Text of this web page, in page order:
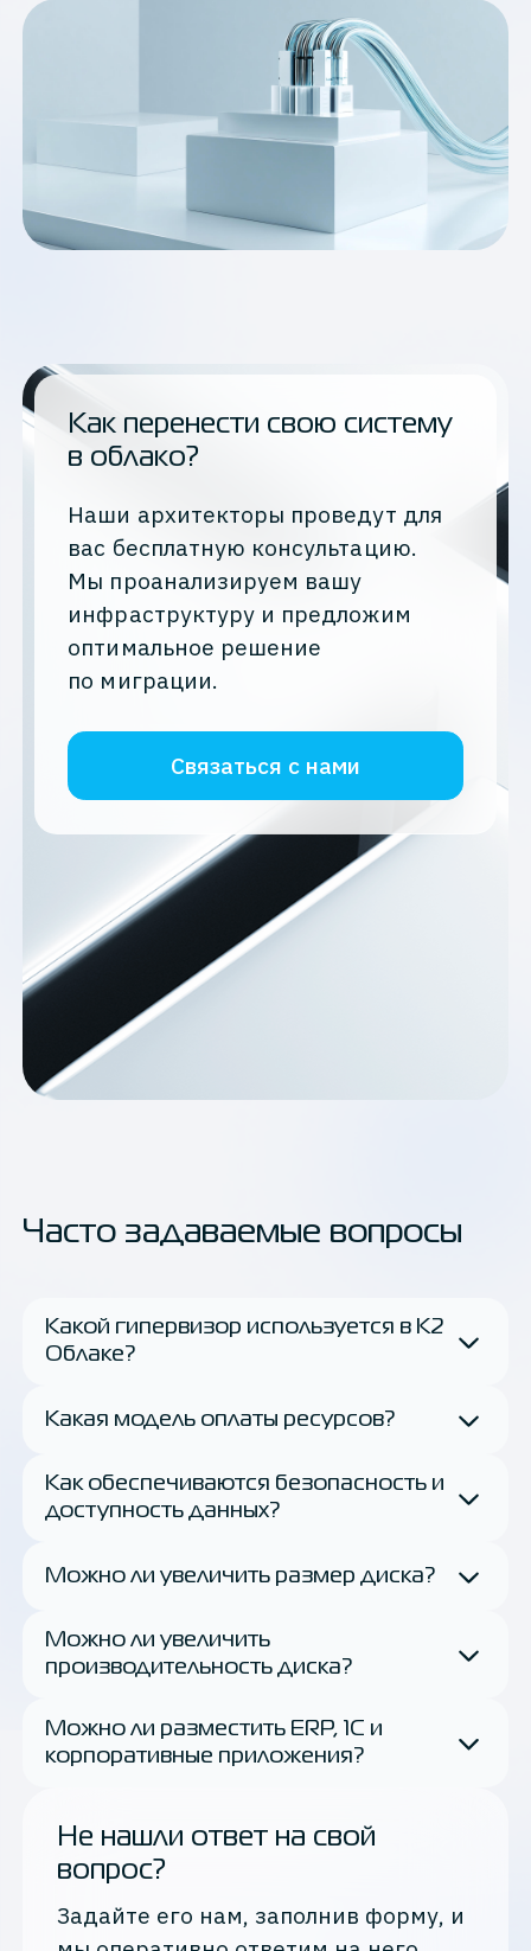
Как перенести свою систему
в облако?
Наши архитекторы проведут для
вас бесплатную консультацию.
Мы проанализируем вашу
инфраструктуру и предложим
оптимальное решение
по миграции.
Связаться с нами
Часто задаваемые вопросы
Какой гипервизор используется в K2
Облаке?
Какая модель оплаты ресурсов?
Как обеспечиваются безопасность и
доступность данных?
Можно ли увеличить размер диска?
Можно ли увеличить
производительность диска?
Можно ли разместить ERP, 1С и
корпоративные приложения?
Не нашли ответ на свой
вопрос?
Задайте его нам, заполнив форму, и